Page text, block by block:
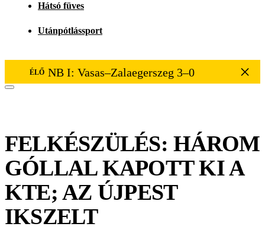
Hátsó füves
Utánpótlássport
ÉLŐ NB I: Vasas–Zalaegerszeg 3–0
FELKÉSZÜLÉS: HÁROM
GÓLLAL KAPOTT KI A
KTE; AZ ÚJPEST
IKSZELT